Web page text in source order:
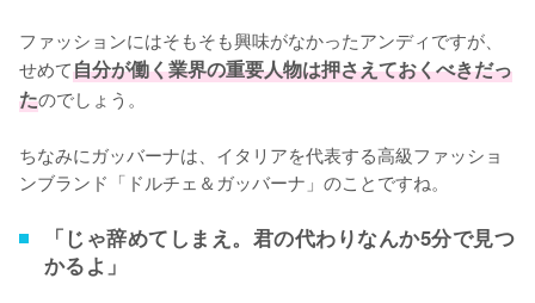
ファッションにはそもそも興味がなかったアンディですが、
せめて自分が働く業界の重要人物は押さえておくべきだっ
たのでしょう。
ちなみにガッバーナは、イタリアを代表する高級ファッショ
ンブランド「ドルチェ＆ガッバーナ」のことですね。
「じゃ辞めてしまえ。君の代わりなんか5分で見つ
かるよ」